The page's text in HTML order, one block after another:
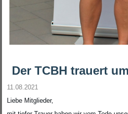
Der TCBH trauert
11.08.2021
Liebe Mitglieder,